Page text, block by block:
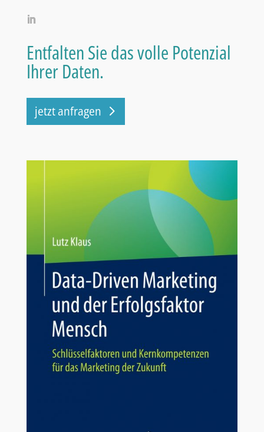
Entfalten Sie das volle Potenzial
Ihrer Daten.
jetzt anfragen